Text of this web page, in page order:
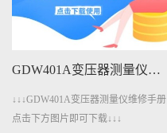
GDW401A变压器测量仪维修手册下载
↓↓↓GDW401A变压器测量仪维修手册
点击下方图片即可下载↓↓↓